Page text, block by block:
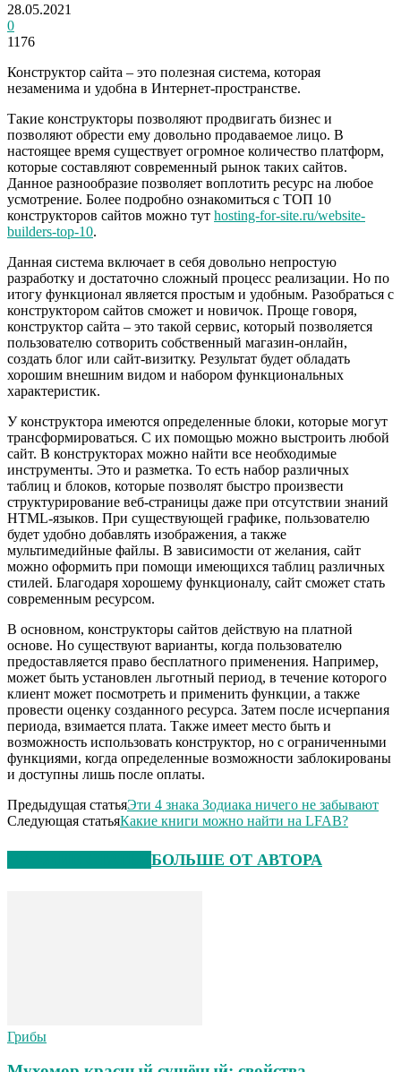
28.05.2021
0
1176
Конструктор сайта – это полезная система, которая
незаменима и удобна в Интернет-пространстве.
Такие конструкторы позволяют продвигать бизнес и
позволяют обрести ему довольно продаваемое лицо. В
настоящее время существует огромное количество платформ,
которые составляют современный рынок таких сайтов.
Данное разнообразие позволяет воплотить ресурс на любое
усмотрение. Более подробно ознакомиться с ТОП 10
конструкторов сайтов можно тут hosting-for-site.ru/website-
builders-top-10.
Данная система включает в себя довольно непростую
разработку и достаточно сложный процесс реализации. Но по
итогу функционал является простым и удобным. Разобраться с
конструктором сайтов сможет и новичок. Проще говоря,
конструктор сайта – это такой сервис, который позволяется
пользователю сотворить собственный магазин-онлайн,
создать блог или сайт-визитку. Результат будет обладать
хорошим внешним видом и набором функциональных
характеристик.
У конструктора имеются определенные блоки, которые могут
трансформироваться. С их помощью можно выстроить любой
сайт. В конструкторах можно найти все необходимые
инструменты. Это и разметка. То есть набор различных
таблиц и блоков, которые позволят быстро произвести
структурирование веб-страницы даже при отсутствии знаний
HTML-языков. При существующей графике, пользователю
будет удобно добавлять изображения, а также
мультимедийные файлы. В зависимости от желания, сайт
можно оформить при помощи имеющихся таблиц различных
стилей. Благодаря хорошему функционалу, сайт сможет стать
современным ресурсом.
В основном, конструкторы сайтов действую на платной
основе. Но существуют варианты, когда пользователю
предоставляется право бесплатного применения. Например,
может быть установлен льготный период, в течение которого
клиент может посмотреть и применить функции, а также
провести оценку созданного ресурса. Затем после исчерпания
периода, взимается плата. Также имеет место быть и
возможность использовать конструктор, но с ограниченными
функциями, когда определенные возможности заблокированы
и доступны лишь после оплаты.
Предыдущая статьяЭти 4 знака Зодиака ничего не забывают
Следующая статьяКакие книги можно найти на LFAB?
БОЛЬШЕ ОТ АВТОРА
Грибы